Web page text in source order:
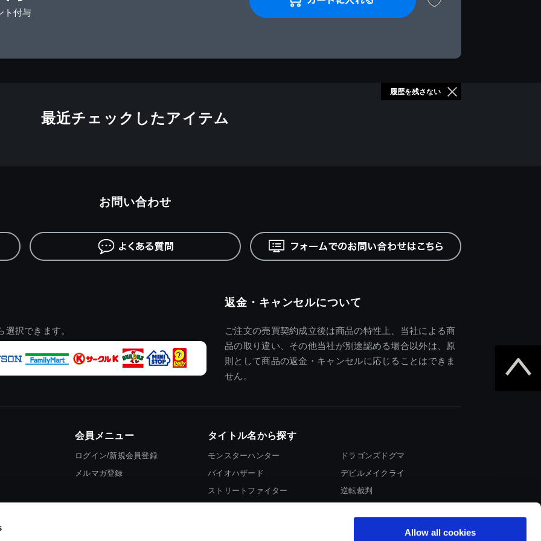
Allow all cookies
ト付与
最近チェックしたアイテム
履歴を残さない
択できます。
返金・キャンセルについて
ご注文の売買契約成立後は商品の特性上、当社による商
品の取り違い、その他当社が別途認める場合以外は、原
則として商品の返金・キャンセルに応じることはできま
せん。
お問い合わせ
会員メニュー
ログイン/新規会員登録
メルマガ登録
タイトル名から探す
モンスターハンター
バイオハザード
ストリートファイター
ドラゴンズドグマ
デビルメイクライ
逆転裁判